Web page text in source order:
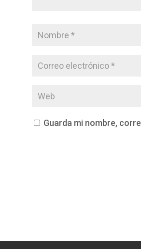
Guarda mi nombre,